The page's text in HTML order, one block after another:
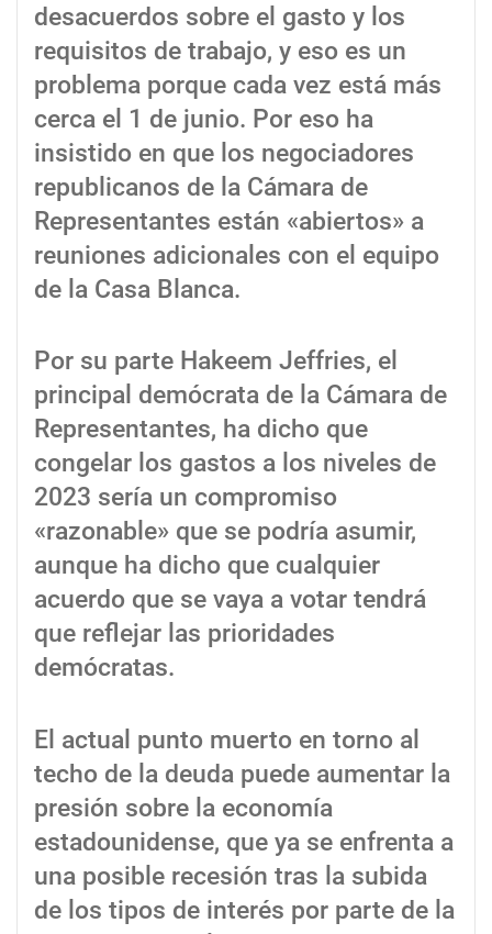
desacuerdos sobre el gasto y los
requisitos de trabajo, y eso es un
problema porque cada vez está más
cerca el 1 de junio. Por eso ha
insistido en que los negociadores
republicanos de la Cámara de
Representantes están «abiertos» a
reuniones adicionales con el equipo
de la Casa Blanca.
Por su parte Hakeem Jeffries, el
principal demócrata de la Cámara de
Representantes, ha dicho que
congelar los gastos a los niveles de
2023 sería un compromiso
«razonable» que se podría asumir,
aunque ha dicho que cualquier
acuerdo que se vaya a votar tendrá
que reflejar las prioridades
demócratas.
El actual punto muerto en torno al
techo de la deuda puede aumentar la
presión sobre la economía
estadounidense, que ya se enfrenta a
una posible recesión tras la subida
de los tipos de interés por parte de la